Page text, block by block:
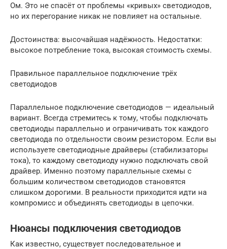
Ом. Это не спасёт от проблемы «кривых» светодиодов,
но их перегорание никак не повлияет на остальные.
Достоинства: высочайшая надёжность. Недостатки:
высокое потребление тока, высокая стоимость схемы.
Правильное параллельное подключение трёх
светодиодов
Параллельное подключение светодиодов — идеальный
вариант. Всегда стремитесь к тому, чтобы подключать
светодиоды параллельно и ограничивать ток каждого
светодиода по отдельности своим резистором. Если вы
используете светодиодные драйверы (стабилизаторы
тока), то каждому светодиоду нужно подключать свой
драйвер. Именно поэтому параллельные схемы с
большим количеством светодиодов становятся
слишком дорогими. В реальности приходится идти на
компромисс и объединять светодиоды в цепочки.
Нюансы подключения светодиодов
Как известно, существует последовательное и